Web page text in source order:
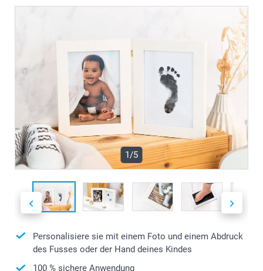
1/5
Personalisiere sie mit einem Foto und einem Abdruck
des Fusses oder der Hand deines Kindes
100 % sichere Anwendung